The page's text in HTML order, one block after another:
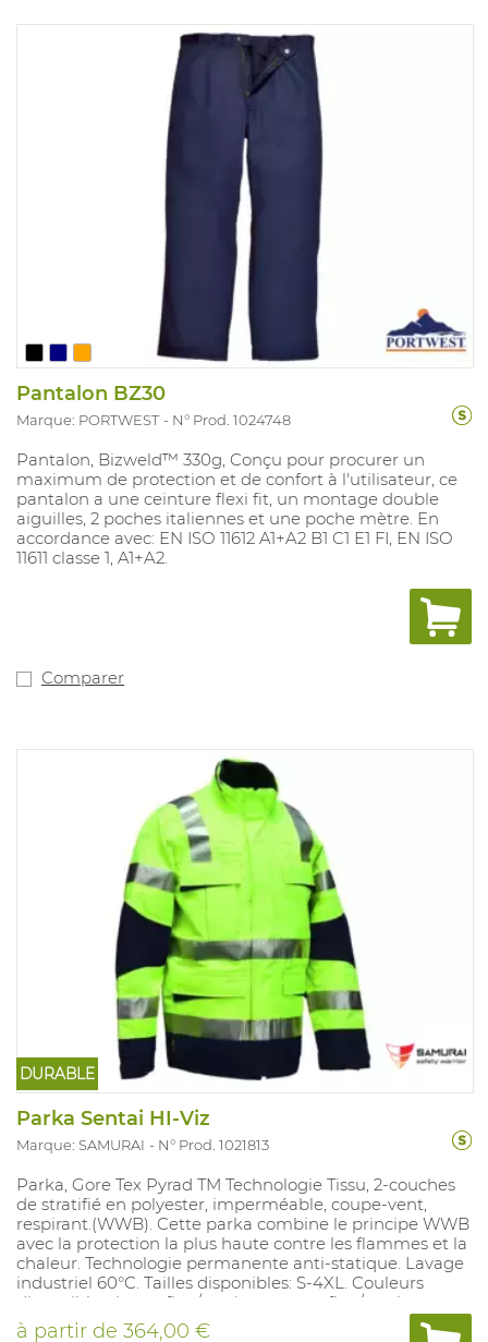
Pantalon BZ30
Marque: PORTWEST N° Prod. 1024748
Pantalon, Bizweld™ 330g, Conçu pour procurer un
maximum de protection et de confort à l'utilisateur, ce
pantalon a une ceinture flexi fit, un montage double
aiguilles, 2 poches italiennes et une poche mètre. En
accordance avec: EN ISO 11612 A1+A2 B1 C1 E1 FI, EN ISO
11611 classe 1, A1+A2.
Comparer
DURABLE
Parka Sentai HI-Viz
Marque: SAMURAI N° Prod. 1021813
Parka, Gore Tex Pyrad TM Technologie Tissu, 2-couches
de stratifié en polyester, imperméable, coupe-vent,
respirant.(WWB). Cette parka combine le principe WWB
avec la protection la plus haute contre les flammes et la
chaleur. Technologie permanente anti-statique. Lavage
industriel 60°C. Tailles disponibles: S-4XL. Couleurs
disponibles: jaune fluo/marine, orange fluo/marine.
à partir de 364,00 €